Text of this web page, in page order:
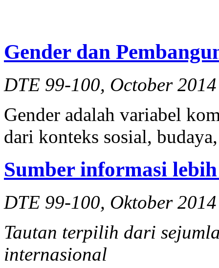
Gender dan
DTE 99-100, October 2014
Gender adalah variabel
dari konteks sosial,
Sumber informasi
DTE 99-100, Oktober 2014
Tautan terpilih dari
internasional